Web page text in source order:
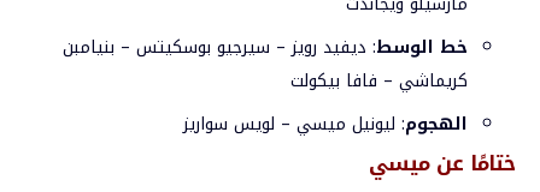
خط الوسط: ديفيد رويز – سيرجيو بوسكيتس – بنيامبن
كريماشي – فافا بيكولت
الهجوم: ليونيل ميسي – لويس سواريز
ختامًا عن ميسي